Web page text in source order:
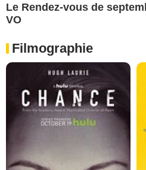
Le Rendez-vous de
VO
Filmographie